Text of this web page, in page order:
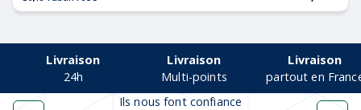
Livraison
24h
Livraison
Multi-points
Livraison
partout en
Ils nous font confiance